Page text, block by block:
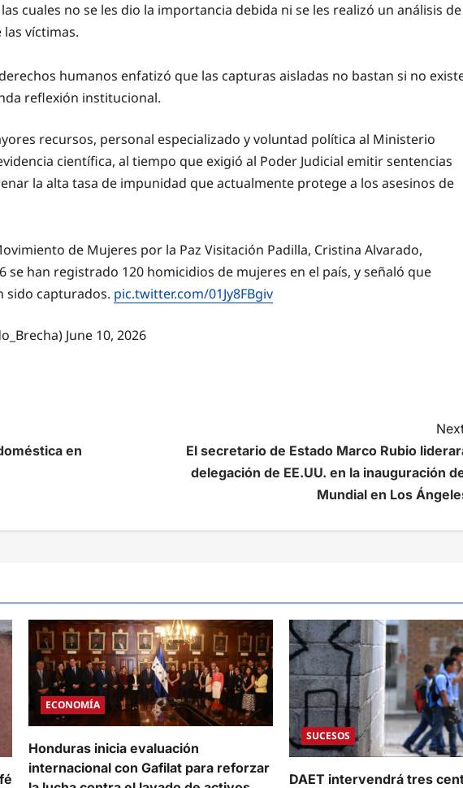
cuales no se les dio la importancia debida ni se les realizó un análisis de
víctimas.
humanos enfatizó que las capturas aisladas no bastan si no
reflexión institucional.
recursos, personal especializado y voluntad política al Ministerio
científica, al tiempo que exigió al Poder Judicial emitir sentencias
la alta tasa de impunidad que actualmente protege a los asesinos de
de Mujeres por la Paz Visitación Padilla, Cristina Alvarado,
se han registrado 120 homicidios de mujeres en el país, y señaló que
sido capturados. pic.twitter.com/01Jy8FBgiv
June 10, 2026
en
El secretario de Estado Marco Rubio
delegación de EE.UU. en la inauguración
Mundial en Los
ECONOMÍA
Honduras inicia evaluación
internacional con Gafilat para reforzar
SUCESOS
DAET intervendrá tres